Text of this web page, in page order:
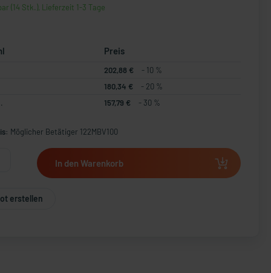
(14 Stk.), Lieferzeit 1-3 Tage
Preis
202,88 €
- 10 %
180,34 €
- 20 %
157,79 € - 30 %
Möglicher Betätiger 122MBV100
In den Warenkorb
erstellen